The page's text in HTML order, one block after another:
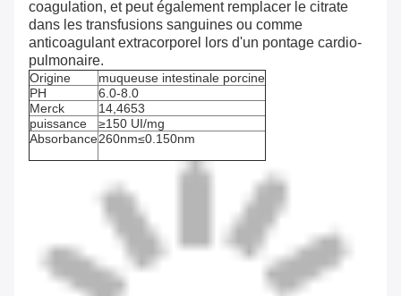
coagulation, et peut également remplacer le citrate
dans les transfusions sanguines ou comme
anticoagulant extracorporel lors d'un pontage cardio-
pulmonaire.
Origine
muqueuse intestinale porcine
PH
6.0-8.0
Merck
14,4653
puissance
≥150 UI/mg
Absorbance260nm≤0.150nm